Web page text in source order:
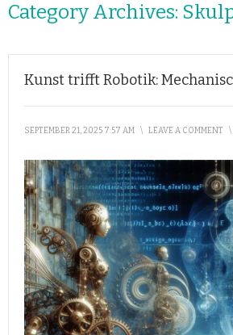
Category Archives:
Kunst trifft Robotik:
SEPTEMBER 21, 2025 7:57 AM \ LEAVE A COMMENT \